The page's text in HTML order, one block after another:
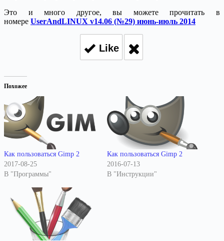
Это и много другое, вы можете прочитать в
номере UserAndLINUX v14.06 (№29) июнь-июль 2014
Like
Похожее
Как пользоваться Gimp 2
2017-08-25
В "Программы"
Как пользоваться Gimp 2
2016-07-13
В "Инструкции"